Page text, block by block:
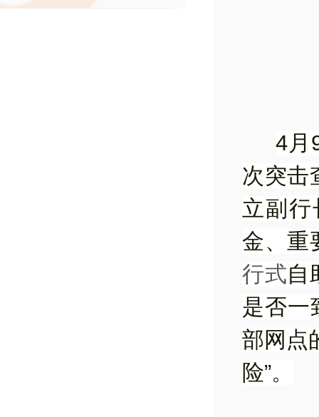
4月
次突击
立副行
金、重
行式自
是否一
部网点
险”。